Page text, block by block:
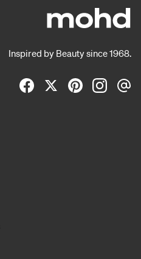
Inspired by Beauty since 1968.